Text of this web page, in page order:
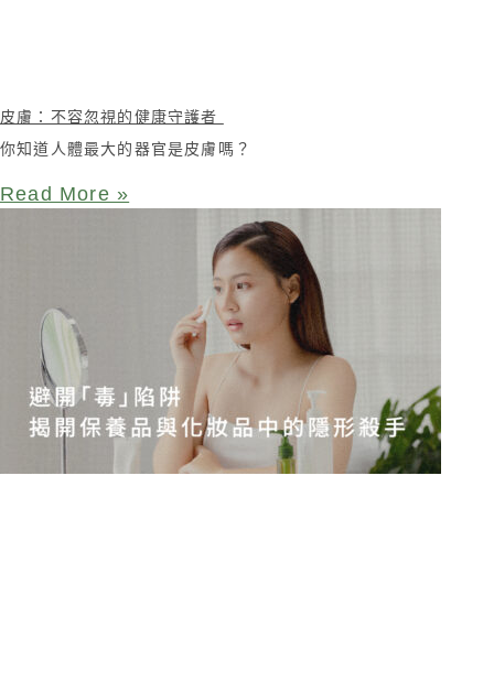
皮膚：不容忽視的健康守護者
你知道人體最大的器官是皮膚嗎？
Read More »